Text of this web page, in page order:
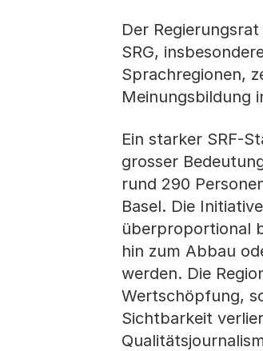
Der
SRG,
Sprachregionen,
Meinungsbildung
Ein starker SRF-
grosser
rund 290
Basel. Die
überproportional
hin zum Abbau
werden. Die
Wertschöpfung,
Sichtbarkeit